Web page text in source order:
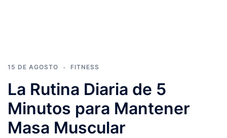
15 DE AGOSTO FITNESS
La Rutina Diaria de 5
Minutos para Mantener
Masa Muscular